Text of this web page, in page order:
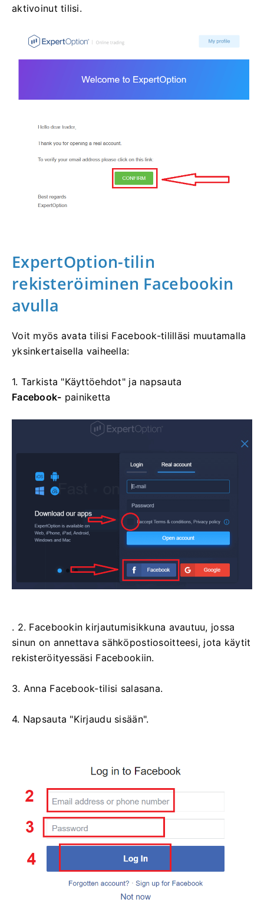
aktivoinut tilisi.
ExpertOption-tilin
rekisteröiminen Facebookin
avulla
Voit myös avata tilisi Facebook-tililläsi muutamalla
yksinkertaisella vaiheella:
1. Tarkista "Käyttöehdot" ja napsauta
Facebook- painiketta
. 2. Facebookin kirjautumisikkuna avautuu, jossa
sinun on annettava sähköpostiosoitteesi, jota käytit
rekisteröityessäsi Facebookiin.
3. Anna Facebook-tilisi salasana.
4. Napsauta "Kirjaudu sisään".